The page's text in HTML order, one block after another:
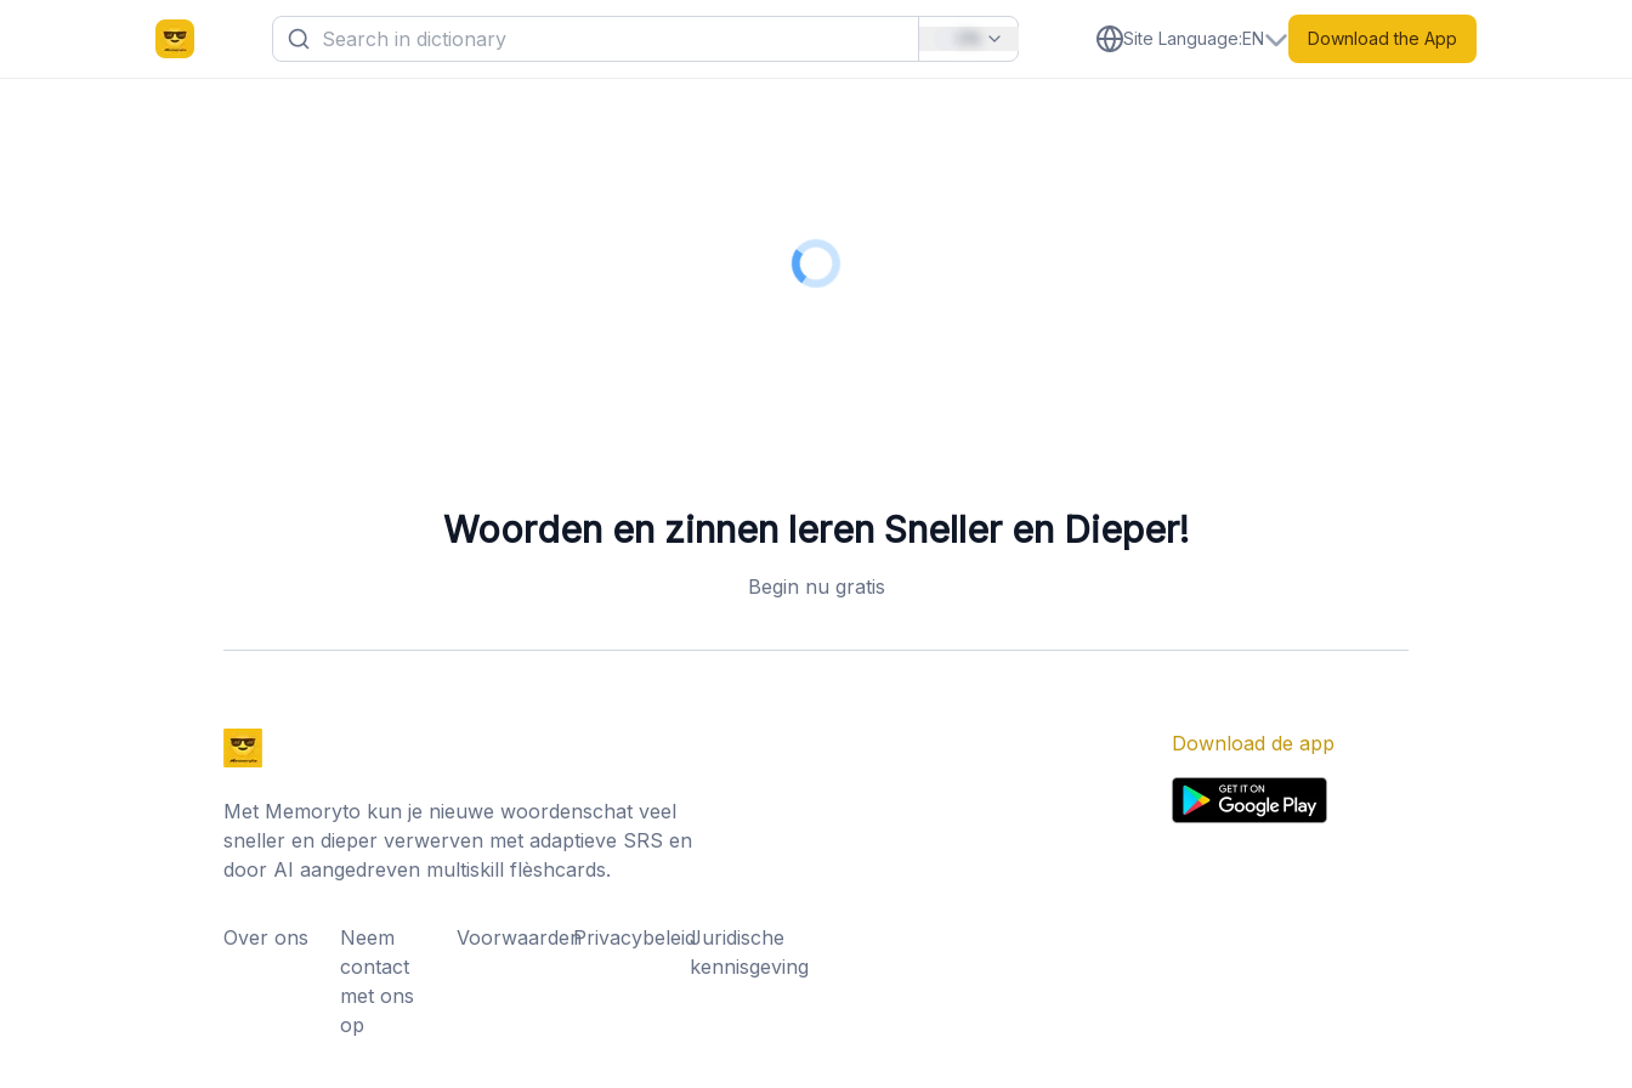
Site Language:EN Download the App
Woorden en zinnen leren Sneller en Dieper!
Begin nu gratis
Met Memoryto kun je nieuwe woordenschat veel
sneller en dieper verwerven met adaptieve SRS en
door AI aangedreven multiskill flèshcards.
Over ons
Neem
contact
met ons
op
VoorwaardenPrivacybeleidJuridische
kennisgeving
Download de app